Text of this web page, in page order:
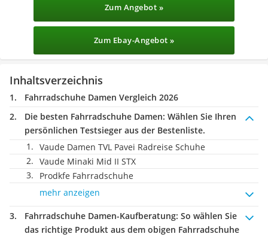
Zum Angebot »
Zum Ebay-Angebot »
Inhaltsverzeichnis
Fahrradschuhe Damen Vergleich 2026
Die besten Fahrradschuhe Damen: Wählen Sie Ihren
persönlichen Testsieger aus der Bestenliste.
Vaude Damen TVL Pavei Radreise Schuhe
Vaude Minaki Mid II STX
Prodkfe Fahrradschuhe
mehr anzeigen
Fahrradschuhe Damen-Kaufberatung: So wählen Sie
das richtige Produkt aus dem obigen Fahrradschuhe